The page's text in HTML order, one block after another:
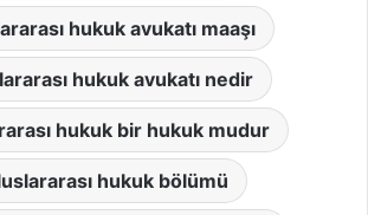
hukuk avukatı maaşı
hukuk avukatı nedir
hukuk bir hukuk mudur
hukuk bölümü